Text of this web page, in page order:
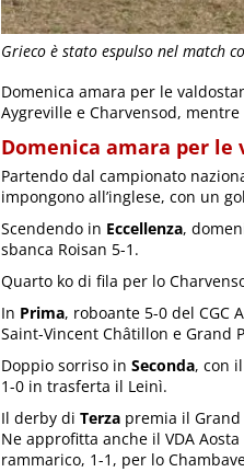
Grieco è stato espulso nel match
Domenica amara per le
Aygreville e Charvensod,
Domenica amara per le
Partendo dal campionato
impongono all’inglese, con un
Scendendo in Eccellenza,
sbanca Roisan 5-1.
Quarto ko di fila per lo
In Prima, roboante 5-0 del CGC
Saint-Vincent Châtillon e Grand
Doppio sorriso in Seconda, con
1-0 in trasferta il Leinì.
Il derby di Terza premia il
Ne approfitta anche il VDA
rammarico, 1-1, per lo